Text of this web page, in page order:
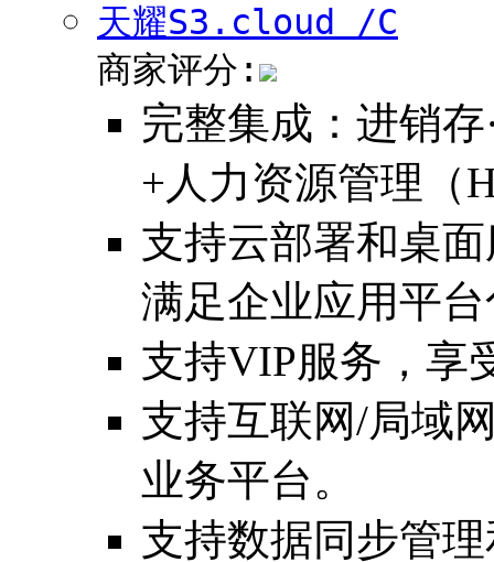
天耀S3.cloud /C
商家评分:
完整集成：进销
+人力资源管理（
支持云部署和桌
满足企业应用平
支持VIP服务，享
支持互联网/局域
业务平台。
支持数据同步管